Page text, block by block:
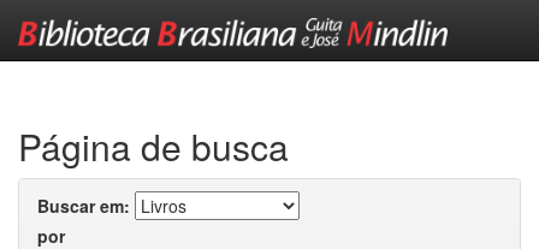
Página de busca
Buscar em:
por